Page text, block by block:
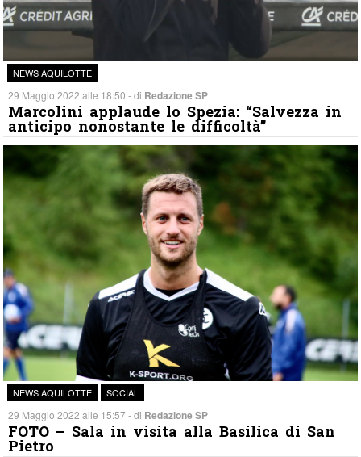
NEWS AQUILOTTE
29 Maggio 2022 alle 18:50 - di Redazione SP
Marcolini applaude lo Spezia: “Salvezza in
anticipo nonostante le difficoltà”
NEWS AQUILOTTE SOCIAL
29 Maggio 2022 alle 15:57 - di Redazione SP
FOTO – Sala in visita alla Basilica di San
Pietro